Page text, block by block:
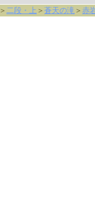
＞ 二段・上 ＞ 蒼天の滝 ＞ 赤